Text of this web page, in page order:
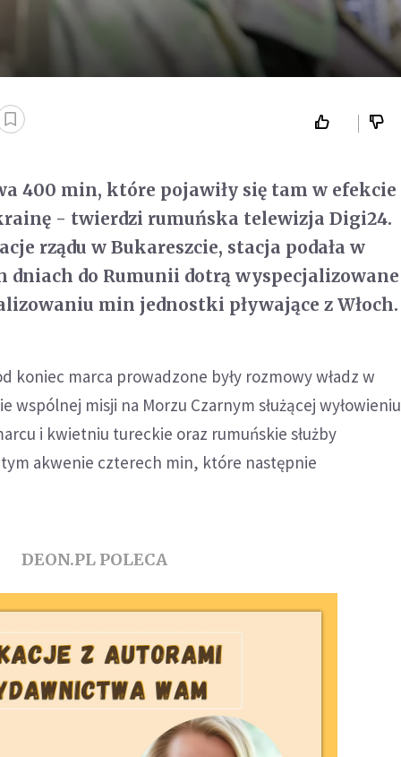
400 min, które pojawiły się tam w efekcie
- twierdzi rumuńska telewizja Digi24.
rządu w Bukareszcie, stacja podała w
dniach do Rumunii dotrą wyspecjalizowane
min jednostki pływające z Włoch.
koniec marca prowadzone były rozmowy władz w
wspólnej misji na Morzu Czarnym służącej wyłowieniu
i kwietniu tureckie oraz rumuńskie służby
akwenie czterech min, które następnie
DEON.PL POLECA